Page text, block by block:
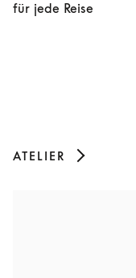
für jede Reise
ATELIER